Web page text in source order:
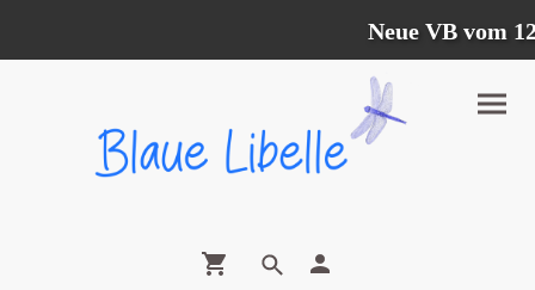
Neue VB vom